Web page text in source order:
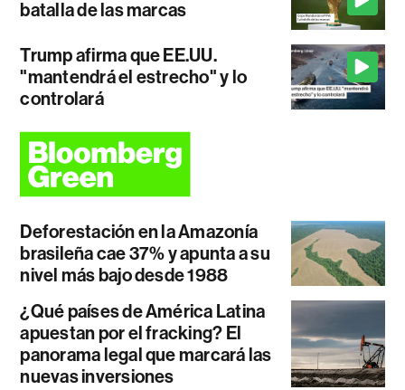
batalla de las marcas
Trump afirma que EE.UU.
"mantendrá el estrecho" y lo
controlará
Deforestación en la Amazonía
brasileña cae 37% y apunta a su
nivel más bajo desde 1988
¿Qué países de América Latina
apuestan por el fracking? El
panorama legal que marcará las
nuevas inversiones